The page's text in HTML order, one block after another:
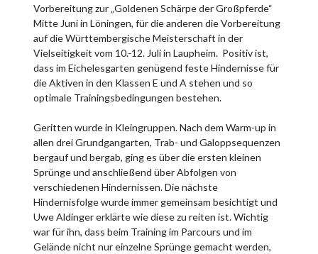
Vorbereitung zur „Goldenen Schärpe der Großpferde“
Mitte Juni in Löningen, für die anderen die Vorbereitung
auf die Württembergische Meisterschaft in der
Vielseitigkeit vom 10.-12. Juli in Laupheim. Positiv ist,
dass im Eichelesgarten genügend feste Hindernisse für
die Aktiven in den Klassen E und A stehen und so
optimale Trainingsbedingungen bestehen.
Geritten wurde in Kleingruppen. Nach dem Warm-up in
allen drei Grundgangarten, Trab- und Galoppsequenzen
bergauf und bergab, ging es über die ersten kleinen
Sprünge und anschließend über Abfolgen von
verschiedenen Hindernissen. Die nächste
Hindernisfolge wurde immer gemeinsam besichtigt und
Uwe Aldinger erklärte wie diese zu reiten ist. Wichtig
war für ihn, dass beim Training im Parcours und im
Gelände nicht nur einzelne Sprünge gemacht werden,